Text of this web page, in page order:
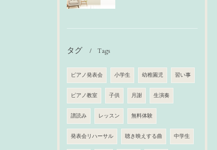
タグ Tags
ピアノ発表会 小学生 幼稚園児 習い事
ピアノ教室 子供 月謝 生演奏
譜読み レッスン 無料体験
発表会リハーサル 聴き映えする曲 中学生